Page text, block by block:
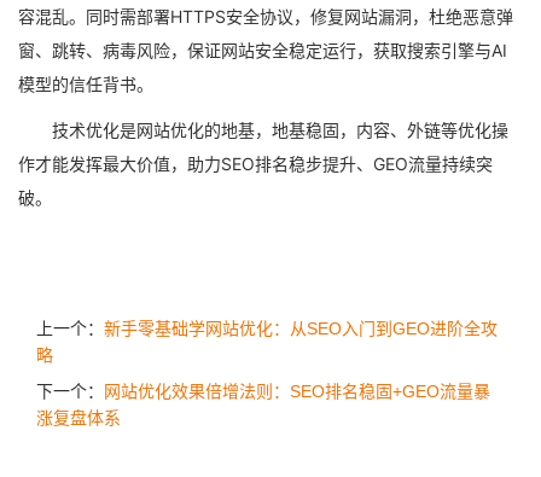
容混乱。同时需部署HTTPS安全协议，修复网站漏洞，杜绝恶意弹
窗、跳转、病毒风险，保证网站安全稳定运行，获取搜索引擎与AI
模型的信任背书。
技术优化是网站优化的地基，地基稳固，内容、外链等优化操
作才能发挥最大价值，助力SEO排名稳步提升、GEO流量持续突
破。
上一个： 新手零基础学网站优化：从SEO入门到GEO进阶全攻
略
下一个：
网站优化效果倍增法则：SEO排名稳固+GEO流量暴
涨复盘体系